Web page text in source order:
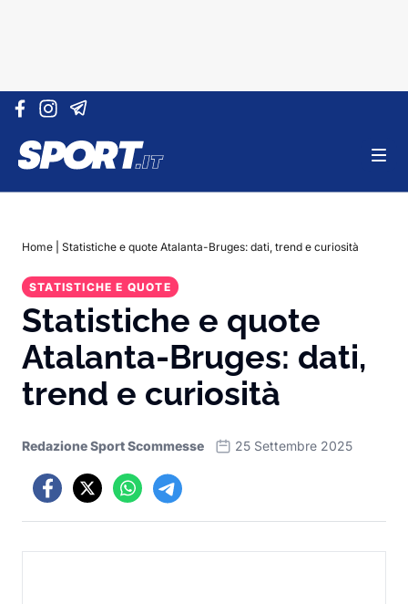
Vai al contenuto
Home Statistiche e quote Atalanta-Bruges: dati, trend e curiosità
STATISTICHE E QUOTE
Statistiche e quote
Atalanta-Bruges: dati,
trend e curiosità
Redazione Sport Scommesse 25 Settembre 2025